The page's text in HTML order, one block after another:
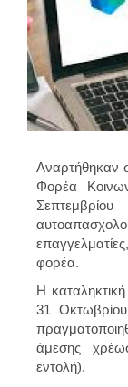
Αναρτήθηκαν
Φορέα
φορέα.
Η
31
άμεσης
εντολή).